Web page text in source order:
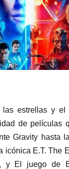
las estrellas y el
de películas
Gravity hasta
icónica E.T. The
y El juego de